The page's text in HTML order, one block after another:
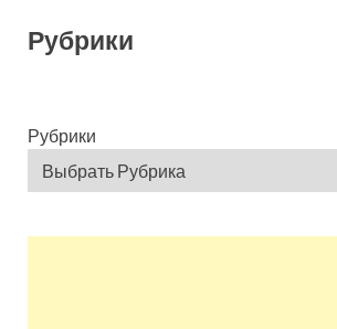
Рубрики
Рубрики